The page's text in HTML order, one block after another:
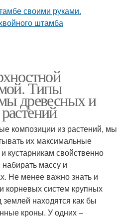
Типы
древесных и
композиции из растений, мы
их максимальные
кустарникам свойственно
набирать массу и
Не менее важно знать и
корневых систем крупных
находятся как бы
кроны. У одних –